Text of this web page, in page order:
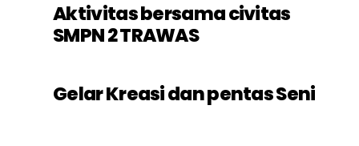
Aktivitas bersama civitas
SMPN 2 TRAWAS
Gelar Kreasi dan pentas Seni